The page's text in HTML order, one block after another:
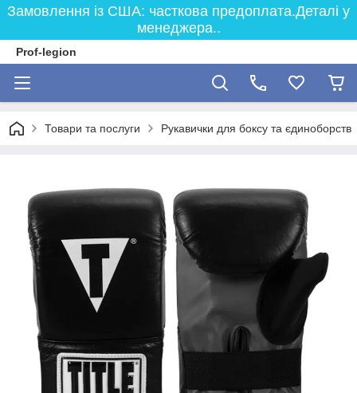
Замовлення із США: часткова предоплата.Деталі у
менеджера..
Prof-legion
Товари та послуги Рукавички для боксу та єдиноборств